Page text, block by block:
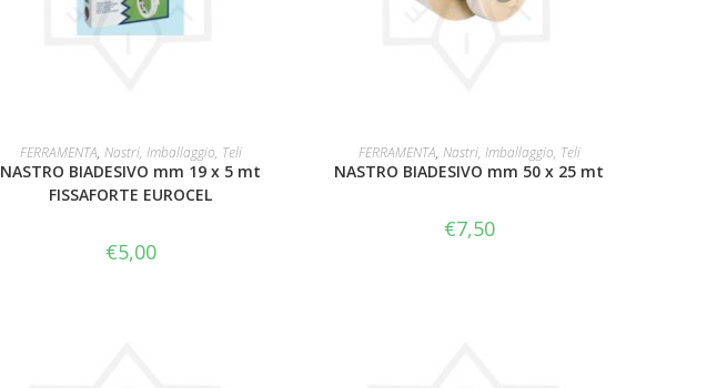
LEGGI TUTTO
FERRAMENTA, Nastri, Imballaggio, Teli
NASTRO BIADESIVO mm 19 x 5 mt
FISSAFORTE EUROCEL
€5,00
AGGIUNGI AL CARRELLO
FERRAMENTA, Nastri, Imballaggio, Teli
NASTRO BIADESIVO mm 50 x 25 mt
€7,50